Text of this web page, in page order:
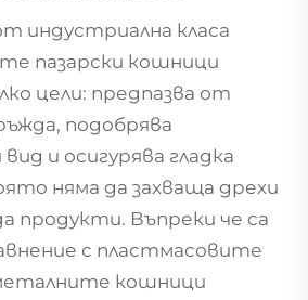
индустриална класа
пазарски кошници
цели: предпазва от
подобрява
и осигурява гладка
няма да захваща дрехи
продукти. Въпреки че са
с пластмасовите
кошници